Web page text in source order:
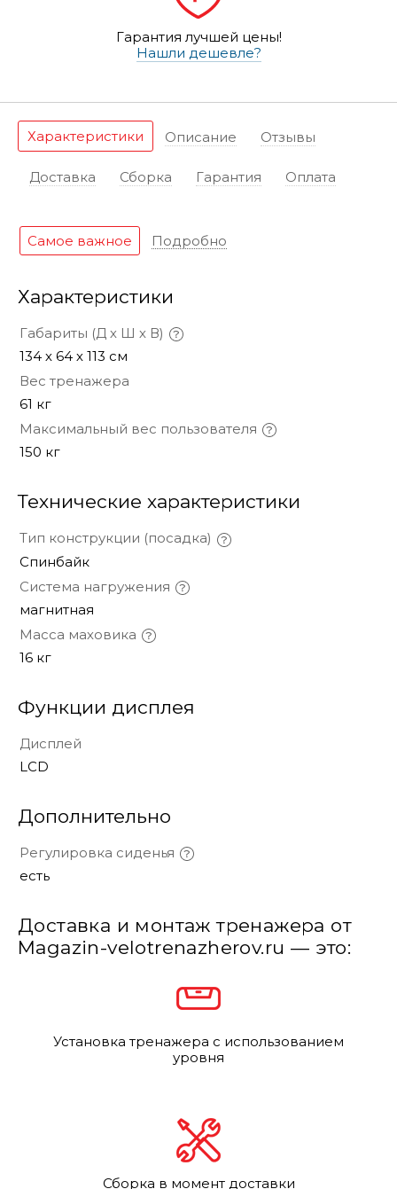
Гарантия лучшей цены!
Нашли дешевле?
Характеристики Описание Отзывы
Доставка Сборка Гарантия Оплата
Самое важное Подробно
Характеристики
Габариты (Д х Ш х В)
134 х 64 х 113 см
Вес тренажера
61 кг
Максимальный вес пользователя
150 кг
Технические характеристики
Тип конструкции (посадка)
Спинбайк
Система нагружения
магнитная
Масса маховика
16 кг
Функции дисплея
Дисплей
LCD
Дополнительно
Регулировка сиденья
есть
Доставка и монтаж тренажера от
Magazin-velotrenazherov.ru — это:
Установка тренажера с использованием
уровня
Сборка в момент доставки